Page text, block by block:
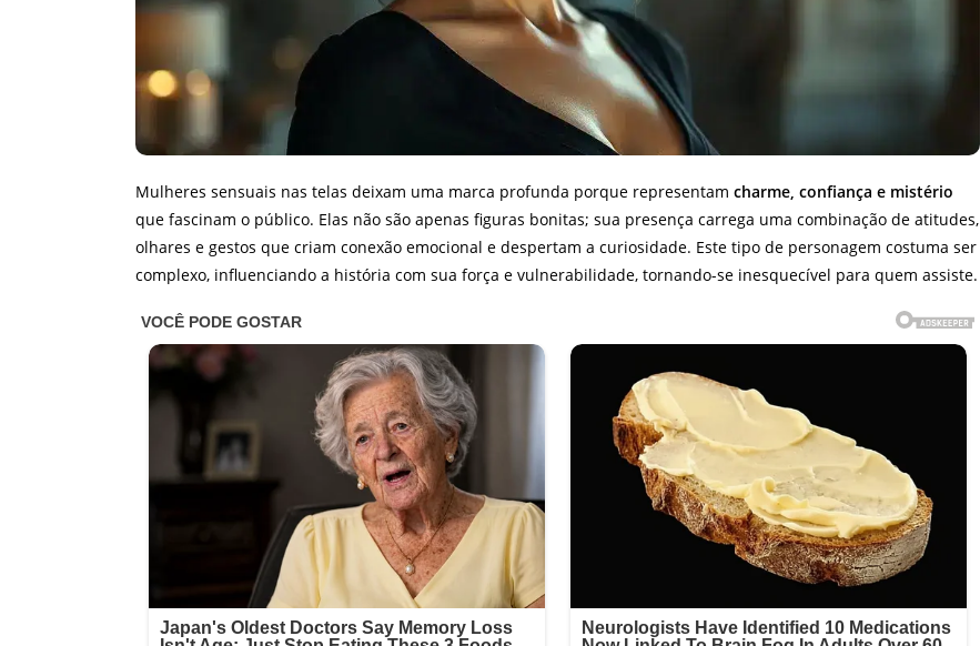
Mulheres sensuais nas telas deixam uma marca profunda porque representam charme, confiança e mistério
que fascinam o público. Elas não são apenas figuras bonitas; sua presença carrega uma combinação de atitudes,
olhares e gestos que criam conexão emocional e despertam a curiosidade. Este tipo de personagem costuma ser
complexo, influenciando a história com sua força e vulnerabilidade, tornando-se inesquecível para quem assiste.